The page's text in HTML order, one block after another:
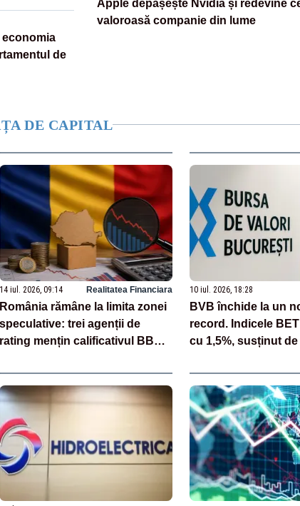
de
Apple depășește Nvidia și redevine
valoroasă companie din lume
DE CAPITAL
14 iul. 2026, 09:14 Realitatea Financiara
România rămâne la limita zonei
speculative: trei agenții de
rating mențin calificativul BBB
10 iul. 2026, 18:28
BVB închide la un
record. Indicele
cu 1,5%, susținut